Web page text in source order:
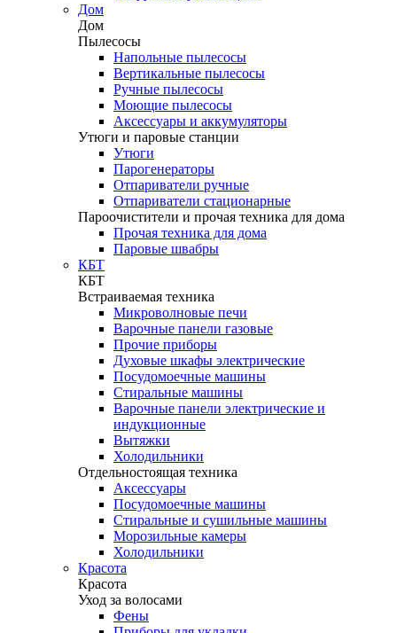
Дом
Дом
Пылесосы
Напольные пылесосы
Вертикальные пылесосы
Ручные пылесосы
Моющие пылесосы
Аксессуары и аккумуляторы
Утюги и паровые станции
Утюги
Парогенераторы
Отпариватели ручные
Отпариватели стационарные
Пароочистители и прочая техника для дома
Прочая техника для дома
Паровые швабры
КБТ
КБТ
Встраиваемая техника
Микроволновые печи
Варочные панели газовые
Прочие приборы
Духовые шкафы электрические
Посудомоечные машины
Стиральные машины
Варочные панели электрические и
индукционные
Вытяжки
Холодильники
Отдельностоящая техника
Аксессуары
Посудомоечные машины
Стиральные и сушильные машины
Морозильные камеры
Холодильники
Красота
Красота
Уход за волосами
Фены